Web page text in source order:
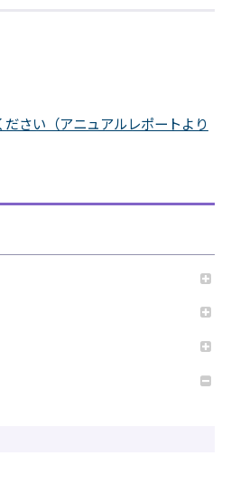
さい（アニュアルレポートより